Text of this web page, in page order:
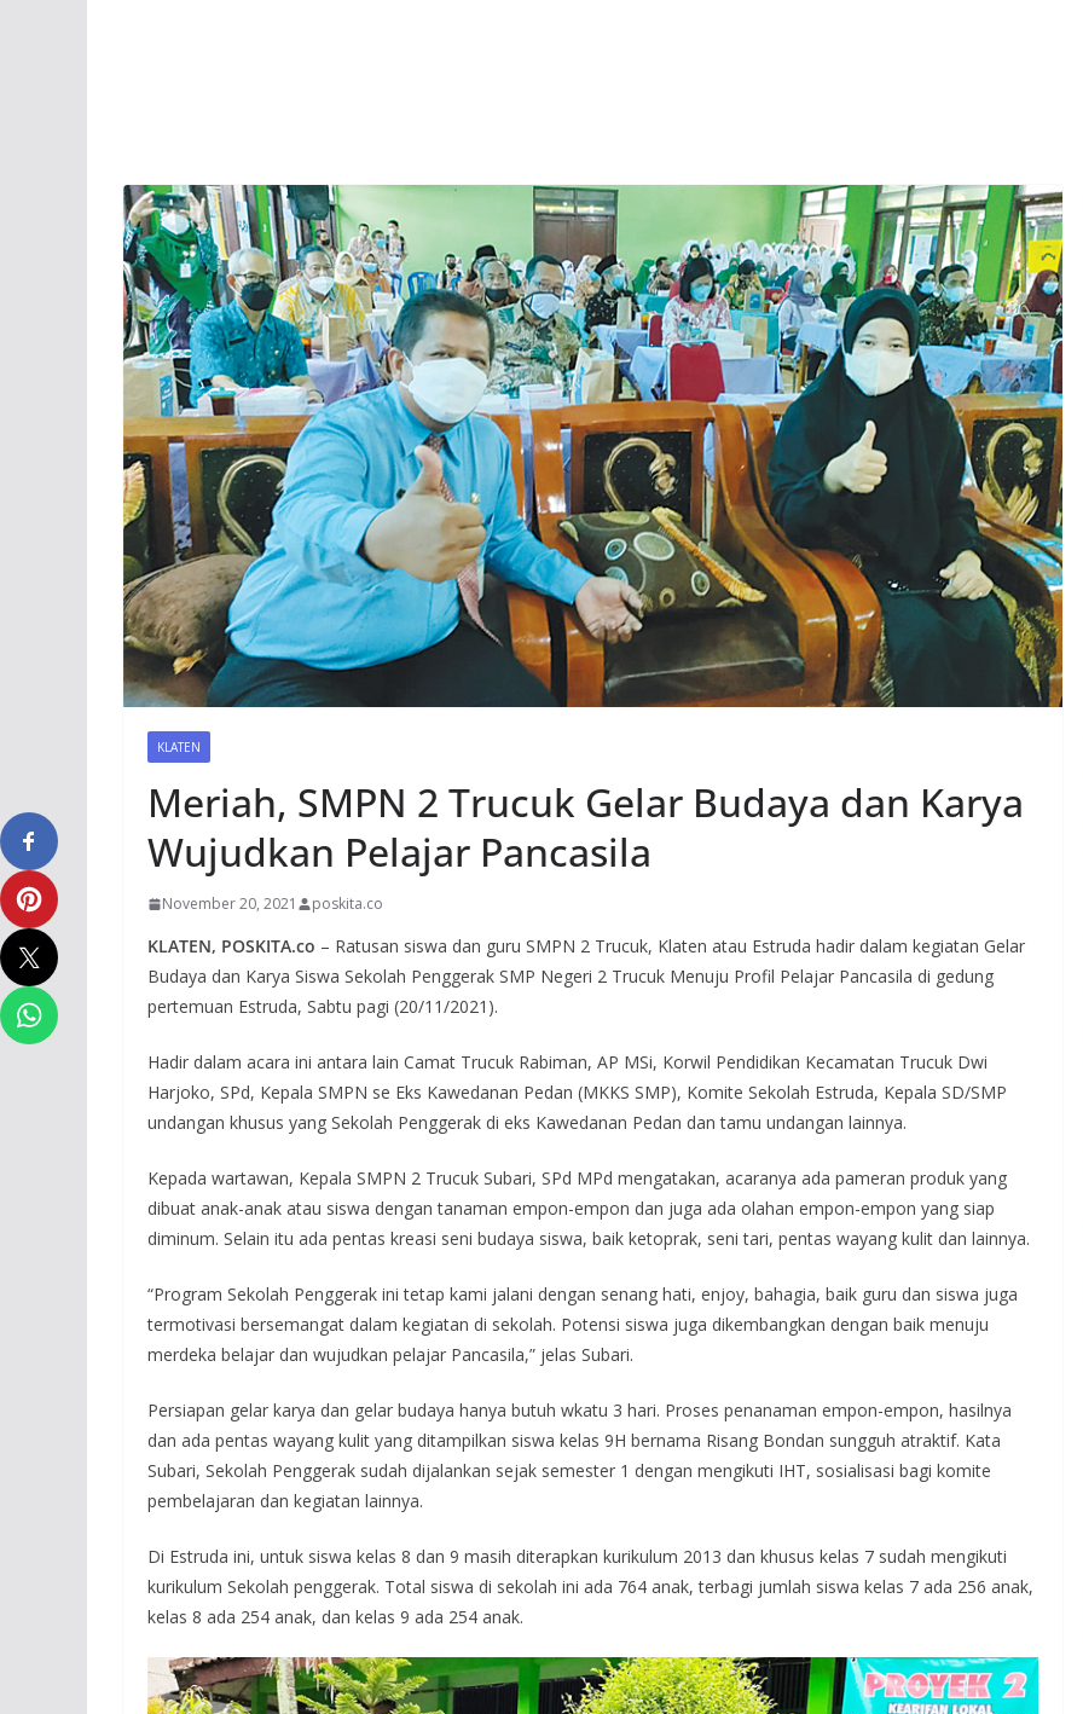
KLATEN
Meriah, SMPN 2 Trucuk Gelar Budaya dan Karya
Wujudkan Pelajar Pancasila
November 20, 2021 poskita.co
KLATEN, POSKITA.co – Ratusan siswa dan guru SMPN 2 Trucuk, Klaten atau Estruda hadir dalam kegiatan Gelar
Budaya dan Karya Siswa Sekolah Penggerak SMP Negeri 2 Trucuk Menuju Profil Pelajar Pancasila di gedung
pertemuan Estruda, Sabtu pagi (20/11/2021).
Hadir dalam acara ini antara lain Camat Trucuk Rabiman, AP MSi, Korwil Pendidikan Kecamatan Trucuk Dwi
Harjoko, SPd, Kepala SMPN se Eks Kawedanan Pedan (MKKS SMP), Komite Sekolah Estruda, Kepala SD/SMP
undangan khusus yang Sekolah Penggerak di eks Kawedanan Pedan dan tamu undangan lainnya.
Kepada wartawan, Kepala SMPN 2 Trucuk Subari, SPd MPd mengatakan, acaranya ada pameran produk yang
dibuat anak-anak atau siswa dengan tanaman empon-empon dan juga ada olahan empon-empon yang siap
diminum. Selain itu ada pentas kreasi seni budaya siswa, baik ketoprak, seni tari, pentas wayang kulit dan lainnya.
“Program Sekolah Penggerak ini tetap kami jalani dengan senang hati, enjoy, bahagia, baik guru dan siswa juga
termotivasi bersemangat dalam kegiatan di sekolah. Potensi siswa juga dikembangkan dengan baik menuju
merdeka belajar dan wujudkan pelajar Pancasila,” jelas Subari.
Persiapan gelar karya dan gelar budaya hanya butuh wkatu 3 hari. Proses penanaman empon-empon, hasilnya
dan ada pentas wayang kulit yang ditampilkan siswa kelas 9H bernama Risang Bondan sungguh atraktif. Kata
Subari, Sekolah Penggerak sudah dijalankan sejak semester 1 dengan mengikuti IHT, sosialisasi bagi komite
pembelajaran dan kegiatan lainnya.
Di Estruda ini, untuk siswa kelas 8 dan 9 masih diterapkan kurikulum 2013 dan khusus kelas 7 sudah mengikuti
kurikulum Sekolah penggerak. Total siswa di sekolah ini ada 764 anak, terbagi jumlah siswa kelas 7 ada 256 anak,
kelas 8 ada 254 anak, dan kelas 9 ada 254 anak.